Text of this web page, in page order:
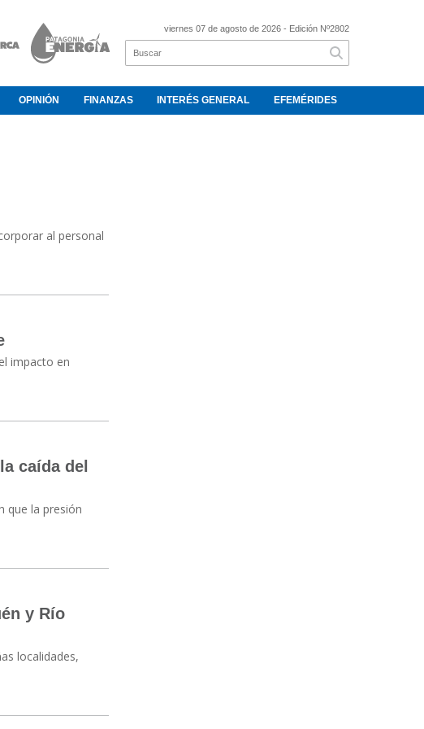
viernes 07 de agosto de 2026 - Edición Nº2802
OPINIÓN FINANZAS INTERÉS GENERAL EFEMÉRIDES
al personal
impacto en
caída del
que la presión
y Río
localidades,